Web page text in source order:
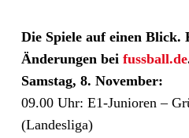
Die Spiele auf einen Blick.
Änderungen bei fussball.de
Samstag, 8. November:
09.00 Uhr: E1-Junioren –
(Landesliga)